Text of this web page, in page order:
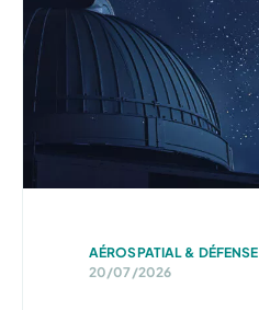
AÉROSPATIAL & DÉFENSE
20/07/2026